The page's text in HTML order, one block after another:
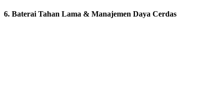
6. Baterai Tahan Lama & Manajemen Daya Cerdas